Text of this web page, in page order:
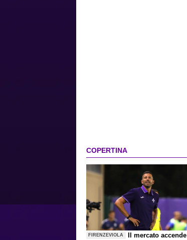
COPERTINA
FIRENZEVIOLA
Il mercato accende